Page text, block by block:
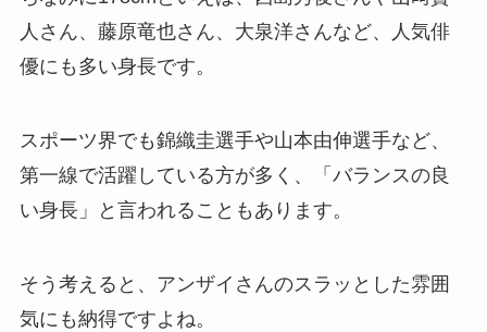
人さん、藤原竜也さん、大泉洋さんなど、人気俳
優にも多い身長です。
スポーツ界でも錦織圭選手や山本由伸選手など、
第一線で活躍している方が多く、「バランスの良
い身長」と言われることもあります。
そう考えると、アンザイさんのスラッとした雰囲
気にも納得ですよね。